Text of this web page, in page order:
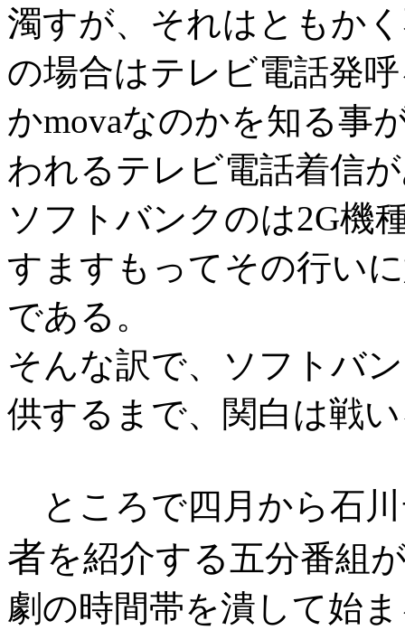
濁すが、それはともか
の場合はテレビ電話発
かmovaなのかを知る事
われるテレビ電話着信
ソフトバンクのは2G機
すますもってその行い
である。
そんな訳で、ソフトバ
供するまで、関白は戦
ところで四月から石
者を紹介する五分番組
劇の時間帯を潰して始